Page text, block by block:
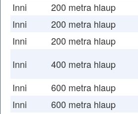
Inni
200 metra hlaup
Inni
200 metra hlaup
Inni
200 metra hlaup
Inni
400 metra hlaup
Inni
600 metra hlaup
Inni
600 metra hlaup